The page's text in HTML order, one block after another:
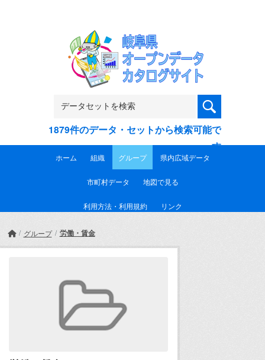
1879件のデータ・セットから検索可能で
す
ホーム 組織 グループ 県内広域データ
市町村データ 地図で見る
利用方法・利用規約 リンク
グループ 労働・賃金